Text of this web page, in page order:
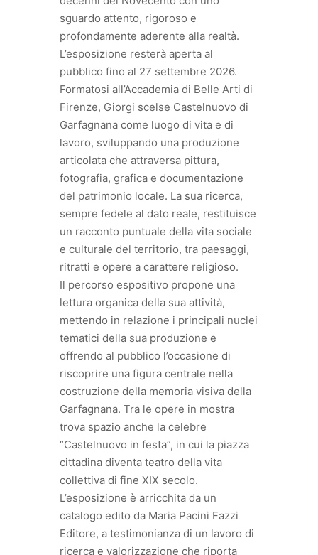
sguardo attento, rigoroso e
profondamente aderente alla realtà.
L’esposizione resterà aperta al
pubblico fino al 27 settembre 2026.
Formatosi all’Accademia di Belle Arti di
Firenze, Giorgi scelse Castelnuovo di
Garfagnana come luogo di vita e di
lavoro, sviluppando una produzione
articolata che attraversa pittura,
fotografia, grafica e documentazione
del patrimonio locale. La sua ricerca,
sempre fedele al dato reale, restituisce
un racconto puntuale della vita sociale
e culturale del territorio, tra paesaggi,
ritratti e opere a carattere religioso.
Il percorso espositivo propone una
lettura organica della sua attività,
mettendo in relazione i principali nuclei
tematici della sua produzione e
offrendo al pubblico l’occasione di
riscoprire una figura centrale nella
costruzione della memoria visiva della
Garfagnana. Tra le opere in mostra
trova spazio anche la celebre
“Castelnuovo in festa”, in cui la piazza
cittadina diventa teatro della vita
collettiva di fine XIX secolo.
L’esposizione è arricchita da un
catalogo edito da Maria Pacini Fazzi
Editore, a testimonianza di un lavoro di
ricerca e valorizzazione che riporta